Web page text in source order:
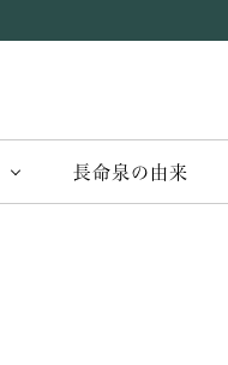
長命泉の由来